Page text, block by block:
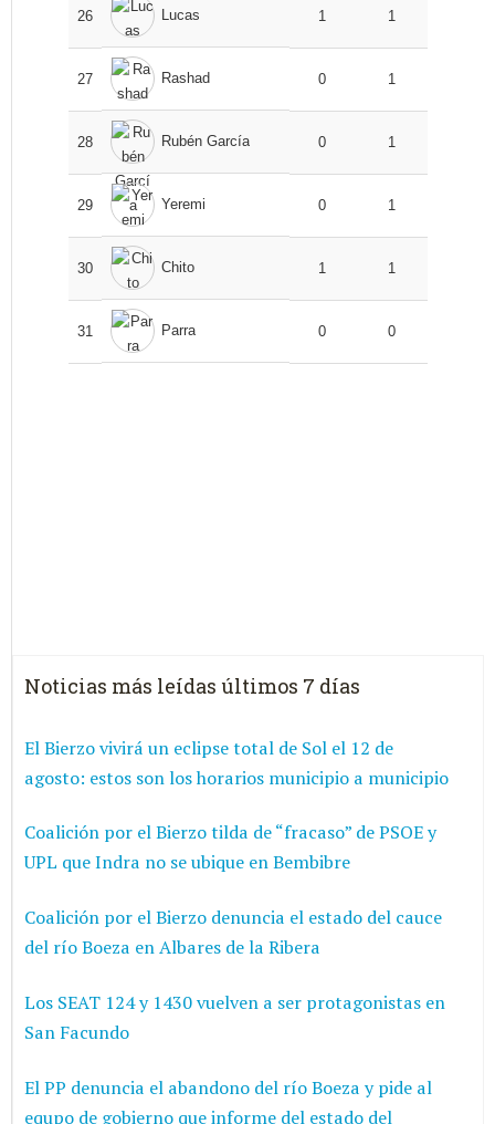
26 Lucas 1 1
27 Rashad 0 1
28 Rubén García 0 1
29 Yeremi 0 1
30 Chito 1 1
31 Parra 0 0
Noticias más leídas últimos 7 días
El Bierzo vivirá un eclipse total de Sol el 12 de
agosto: estos son los horarios municipio a municipio
Coalición por el Bierzo tilda de “fracaso” de PSOE y
UPL que Indra no se ubique en Bembibre
Coalición por el Bierzo denuncia el estado del cauce
del río Boeza en Albares de la Ribera
Los SEAT 124 y 1430 vuelven a ser protagonistas en
San Facundo
El PP denuncia el abandono del río Boeza y pide al
equpo de gobierno que informe del estado del